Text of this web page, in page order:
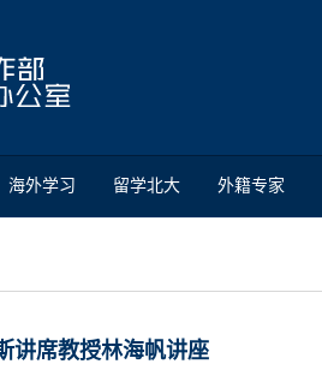
海外学习 留学北大 外籍专家
讲席教授林海帆讲座